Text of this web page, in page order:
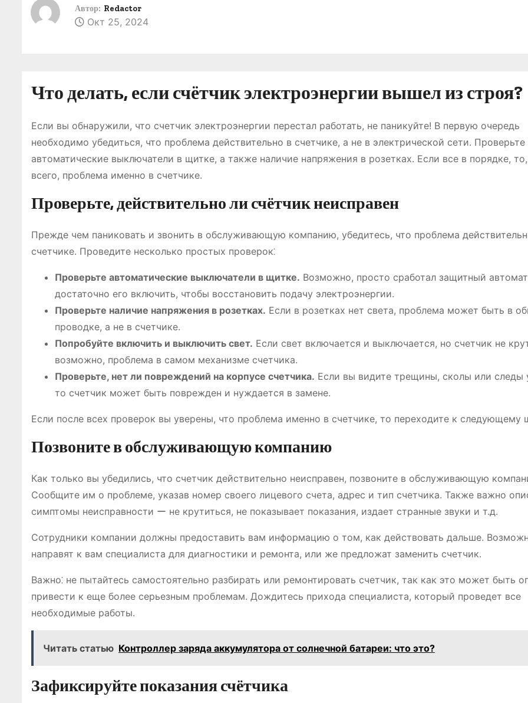
Автор: Redactor
Окт 25, 2024
Что делать, если счётчик электроэнергии вышел из строя?
Если вы обнаружили, что счетчик электроэнергии перестал работать, не паникуйте! В первую очередь
необходимо убедиться, что проблема действительно в счетчике, а не в электрической сети. Проверьте
автоматические выключатели в щитке, а также наличие напряжения в розетках. Если все в порядке,
всего, проблема именно в счетчике.
Проверьте, действительно ли счётчик неисправен
Прежде чем паниковать и звонить в обслуживающую компанию, убедитесь, что проблема
счетчике. Проведите несколько простых проверок⁚
Проверьте автоматические выключатели в щитке. Возможно, просто сработал защитный
достаточно его включить, чтобы восстановить подачу электроэнергии.
Проверьте наличие напряжения в розетках. Если в розетках нет света, проблема может быть в
проводке, а не в счетчике.
Попробуйте включить и выключить свет. Если свет включается и выключается, но счетчик не
возможно, проблема в самом механизме счетчика.
Проверьте, нет ли повреждений на корпусе счетчика. Если вы видите трещины, сколы или следы
то счетчик может быть поврежден и нуждается в замене.
Если после всех проверок вы уверены, что проблема именно в счетчике, то переходите к следующему
Позвоните в обслуживающую компанию
Как только вы убедились, что счетчик действительно неисправен, позвоните в обслуживающую
Сообщите им о проблеме, указав номер своего лицевого счета, адрес и тип счетчика. Также важно
симптомы неисправности ー не крутиться, не показывает показания, издает странные звуки и т.д.
Сотрудники компании должны предоставить вам информацию о том, как действовать дальше.
направят к вам специалиста для диагностики и ремонта, или же предложат заменить счетчик.
Важно⁚ не пытайтесь самостоятельно разбирать или ремонтировать счетчик, так как это может быть
привести к еще более серьезным проблемам. Дождитесь прихода специалиста, который проведет все
необходимые работы.
Читать статью Контроллер заряда аккумулятора от солнечной батареи: что это?
Зафиксируйте показания счётчика